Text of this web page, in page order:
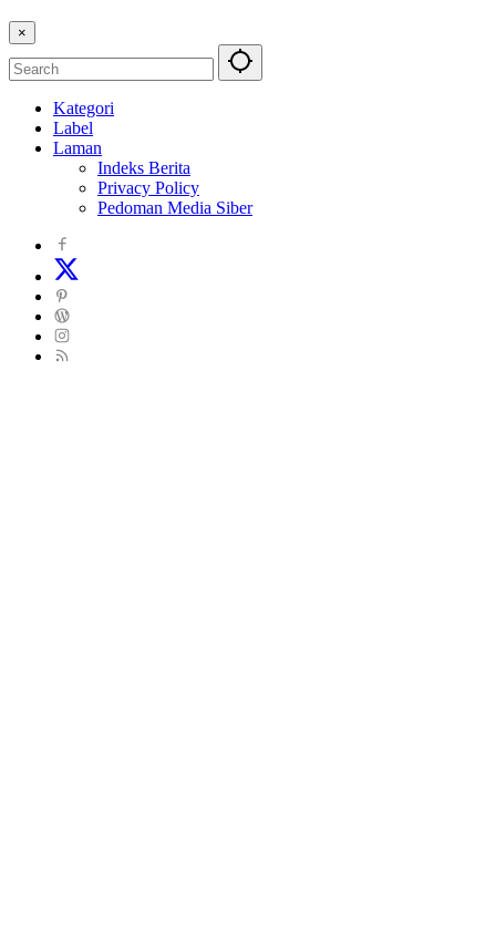
×
Kategori
Label
Laman
Indeks Berita
Privacy Policy
Pedoman Media Siber